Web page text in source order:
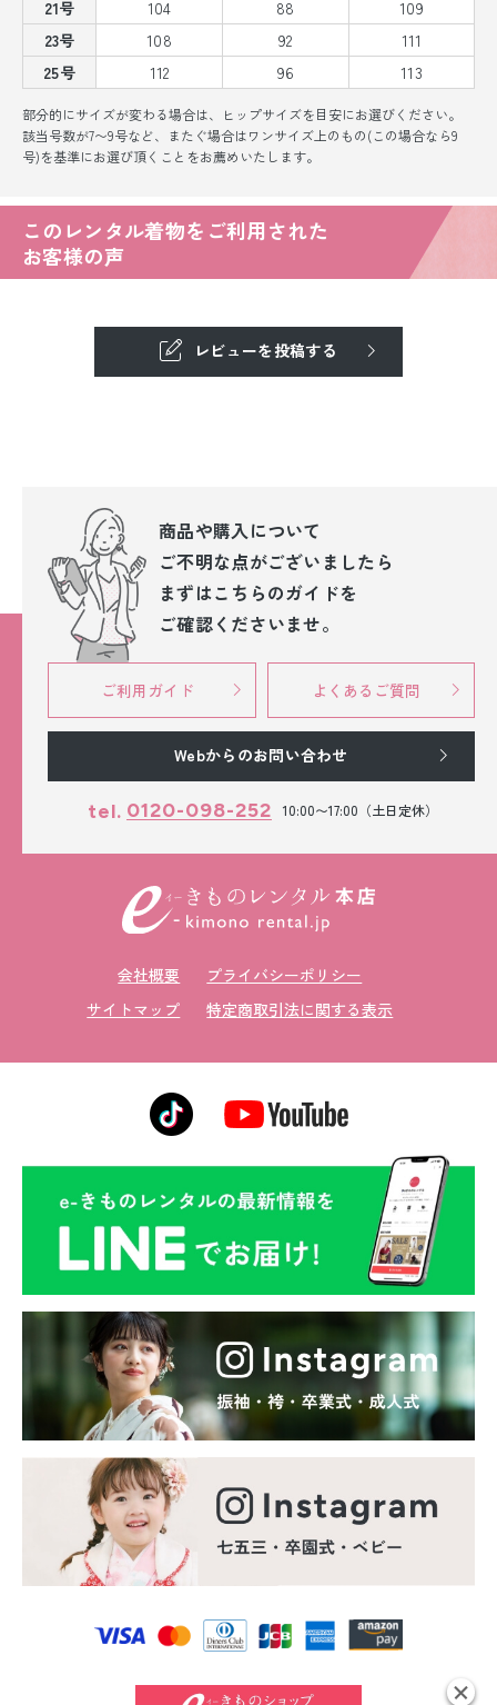
21号
104 88
109
23号
108 92
111
25号
112 96 113
部分的にサイズが変わる場合は、ヒップサイズを目安にお選びください。
該当号数が7〜9号など、またぐ場合はワンサイズ上のもの(この場合なら9
号)を基準にお選び頂くことをお薦めいたします。
このレンタル着物をご利用された
お客様の声
レビューを投稿する
商品や購入について
ご不明な点がございましたら
まずはこちらのガイドを
ご確認くださいませ。
ご利用ガイド よくあるご質問
Webからのお問い合わせ
tel. 0120-098-252 10:00〜17:00（土日定休）
会社概要
プライバシーポリシー
サイトマップ
特定商取引法に関する表示